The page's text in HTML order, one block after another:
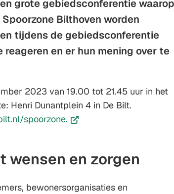
grote gebiedsconferentie waarop
Bilthoven worden
tijdens de gebiedsconferentie
en er hun mening over te
2023 van 19.00 tot 21.45 uur in het
Henri Dunantplein 4 in De Bilt.
spoorzone. (Verwijst
externe
wensen en zorgen
bewonersorganisaties en